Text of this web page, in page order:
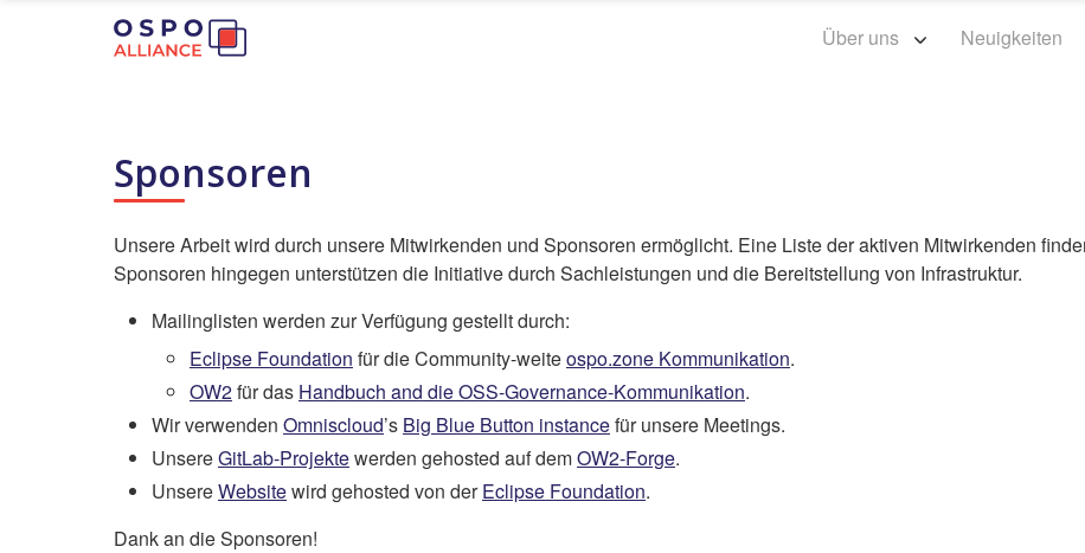
Über uns Neuigkeiten
Sponsoren
Unsere Arbeit wird durch unsere Mitwirkenden und Sponsoren ermöglicht. Eine Liste der aktiven Mitwirkenden
Sponsoren hingegen unterstützen die Initiative durch Sachleistungen und die Bereitstellung von Infrastruktur.
Mailinglisten werden zur Verfügung gestellt durch:
Eclipse Foundation für die Community-weiteospo.zone Kommunikation.
OW2für das Handbuch and die OSS-Governance-Kommunikation.
Wir verwenden Omniscloud’s Big Blue Button instancefür unsere Meetings.
UnsereGitLab-Projektewerden gehosted auf demOW2-Forge.
UnsereWebsitewird gehosted von derEclipse Foundation.
Dank an die Sponsoren!